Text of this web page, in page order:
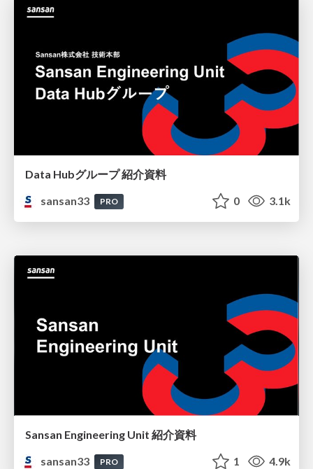
Data Hubグループ 紹介資料
sansan33
PRO 0 3.1k
Sansan Engineering Unit 紹介資料
sansan33
PRO 1 4.9k